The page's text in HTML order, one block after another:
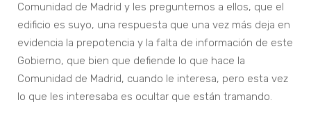
Comunidad de Madrid y les preguntemos a ellos, que el
edificio es suyo, una respuesta que una vez más deja en
evidencia la prepotencia y la falta de información de este
Gobierno, que bien que defiende lo que hace la
Comunidad de Madrid, cuando le interesa, pero esta vez
lo que les interesaba es ocultar que están tramando.